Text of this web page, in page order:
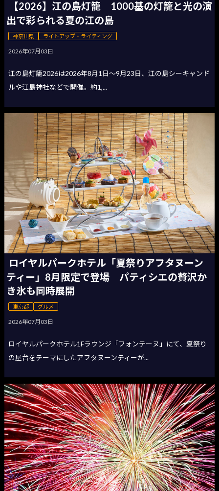
【2026】江の島灯籠 1000基の灯籠と光の演
出で彩られる夏の江の島
神奈川県 ライトアップ・ライティング
2026年07月03日
江の島灯籠2026は2026年8月1日〜9月23日、江の島シーキャンド
ルや江島神社などで開催。約1,...
ロイヤルパークホテル「夏祭りアフタヌーン
ティー」8月限定で登場 パティシエの贅沢か
き氷も同時展開
東京都 グルメ
2026年07月03日
ロイヤルパークホテル1Fラウンジ「フォンテーヌ」にて、夏祭り
の屋台をテーマにしたアフタヌーンティーが...